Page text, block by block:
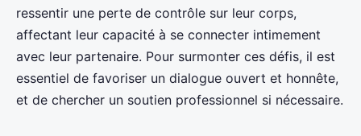
ressentir une perte de contrôle sur leur corps,
affectant leur capacité à se connecter intimement
avec leur partenaire. Pour surmonter ces défis, il est
essentiel de favoriser un dialogue ouvert et honnête,
et de chercher un soutien professionnel si nécessaire.